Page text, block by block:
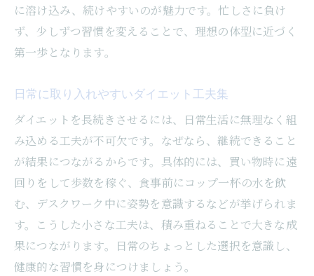
に溶け込み、続けやすいのが魅力です。忙しさに負け
ず、少しずつ習慣を変えることで、理想の体型に近づく
第一歩となります。
日常に取り入れやすいダイエット工夫集
ダイエットを長続きさせるには、日常生活に無理なく組
み込める工夫が不可欠です。なぜなら、継続できること
が結果につながるからです。具体的には、買い物時に遠
回りをして歩数を稼ぐ、食事前にコップ一杯の水を飲
む、デスクワーク中に姿勢を意識するなどが挙げられま
す。こうした小さな工夫は、積み重ねることで大きな成
果につながります。日常のちょっとした選択を意識し、
健康的な習慣を身につけましょう。